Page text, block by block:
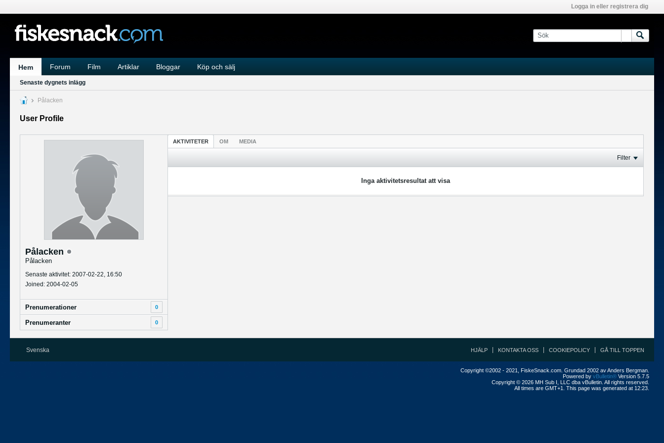
Logga in eller registrera dig
Hem Forum Film Artiklar Bloggar Köp och sälj
Senaste dygnets inlägg
Pålacken
User Profile
Pålacken
Pålacken
Senaste aktivitet: 2007-02-22, 16:50
Joined: 2004-02-05
Prenumerationer 0
Prenumeranter 0
AKTIVITETER OM MEDIA
Filter
Inga aktivitetsresultat att visa
Svenska HJÄLP KONTAKTA OSS COOKIEPOLICY GÅ TILL TOPPEN
Copyright ©2002 - 2021, FiskeSnack.com. Grundad 2002 av Anders Bergman.
Powered by vBulletin® Version 5.7.5
Copyright © 2026 MH Sub I, LLC dba vBulletin. All rights reserved.
All times are GMT+1. This page was generated at 12:23.